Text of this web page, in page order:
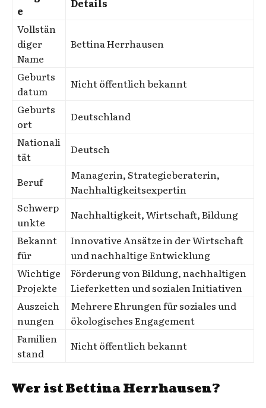
e
Details
Vollstän
diger
Name
Bettina Herrhausen
Geburts
datum
Nicht öffentlich bekannt
Geburts
ort
Deutschland
Nationali
tät
Deutsch
Beruf
Managerin, Strategieberaterin,
Nachhaltigkeitsexpertin
Schwerp
unkte
Nachhaltigkeit, Wirtschaft, Bildung
Bekannt
für
Innovative Ansätze in der Wirtschaft
und nachhaltige Entwicklung
Wichtige
Projekte
Förderung von Bildung, nachhaltigen
Lieferketten und sozialen Initiativen
Auszeich
nungen
Mehrere Ehrungen für soziales und
ökologisches Engagement
Familien
stand
Nicht öffentlich bekannt
Wer ist Bettina Herrhausen?